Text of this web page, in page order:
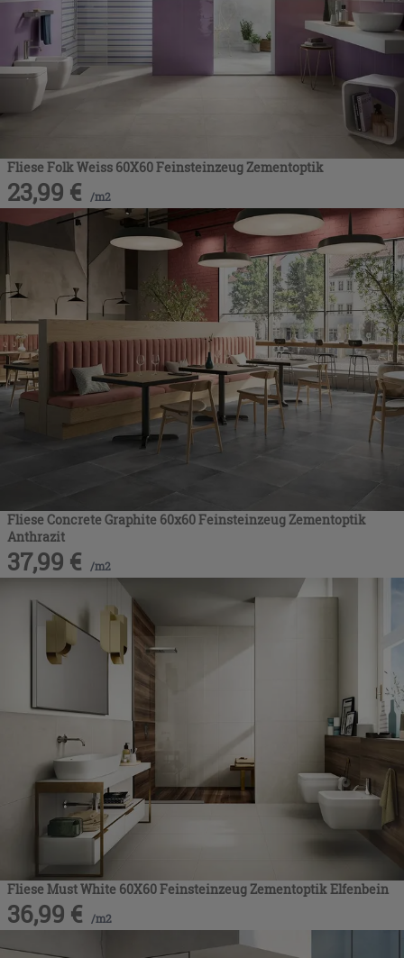
Fliese Folk Weiss 60X60 Feinsteinzeug Zementoptik
23,99 € /m2
Fliese Concrete Graphite 60x60 Feinsteinzeug Zementoptik
Anthrazit
37,99 € /m2
Fliese Must White 60X60 Feinsteinzeug Zementoptik Elfenbein
36,99 € /m2